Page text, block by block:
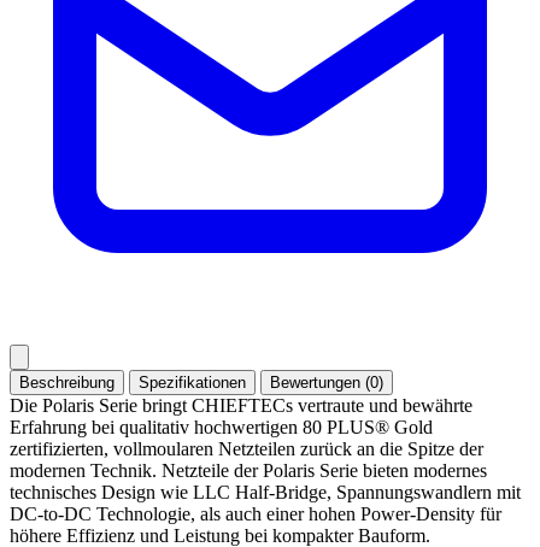
Beschreibung Spezifikationen Bewertungen (0)
Die Polaris Serie bringt CHIEFTECs vertraute und bewährte
Erfahrung bei qualitativ hochwertigen 80 PLUS® Gold
zertifizierten, vollmoularen Netzteilen zurück an die Spitze der
modernen Technik. Netzteile der Polaris Serie bieten modernes
technisches Design wie LLC Half-Bridge, Spannungswandlern mit
DC-to-DC Technologie, als auch einer hohen Power-Density für
höhere Effizienz und Leistung bei kompakter Bauform.